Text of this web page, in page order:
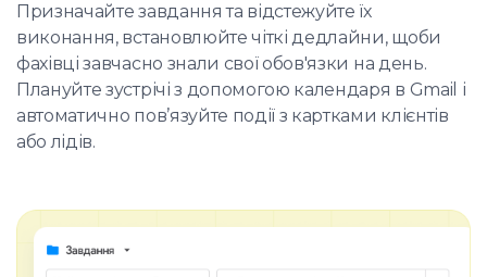
Призначайте завдання та відстежуйте їх
виконання, встановлюйте чіткі дедлайни, щоби
фахівці завчасно знали свої обов'язки на день.
Плануйте зустрічі з допомогою календаря в Gmail і
автоматично пов’язуйте події з картками клієнтів
або лідів.